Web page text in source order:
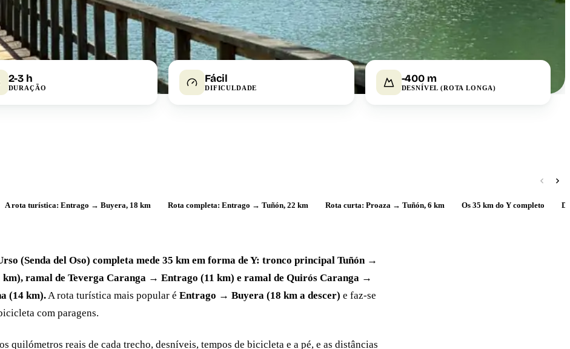
2-3 h
DURAÇÃO
Fácil
DIFICULDADE
-400 m
DESNÍVEL (ROTA LONGA)
A rota turística: Entrago → Buyera, 18 km Rota completa: Entrago → Tuñón, 22 km Rota curta: Proaza → Tuñón, 6 km Os 35 km do Y completo
(Senda del Oso) completa mede 35 km em forma de Y: tronco principal Tuñón →
km), ramal de Teverga Caranga → Entrago (11 km) e ramal de Quirós Caranga →
(14 km).A rota turística mais popular é Entrago → Buyera (18 km a descer) e faz-se
com paragens.
quilómetros reais de cada trecho, desníveis, tempos de bicicleta e a pé, e as distâncias